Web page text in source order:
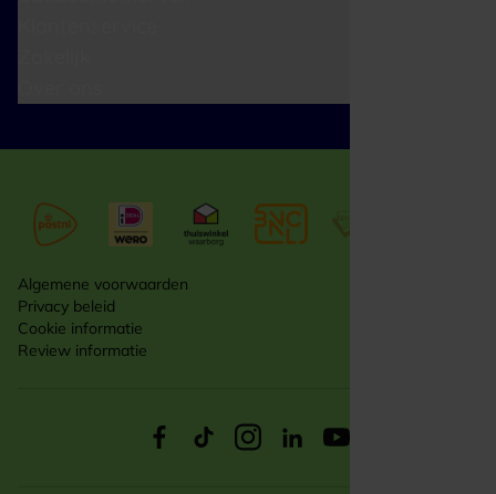
Algemene voorwaarden
Privacy beleid
Cookie informatie
Review informatie